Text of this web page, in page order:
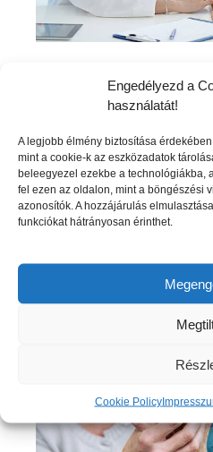
Engedélyezd a
használatát!
A legjobb élmény biztosítása
mint a cookie-k az eszközadatok
beleegyezel ezekbe a technológiákba,
fel ezen az oldalon, mint a böngészési
azonosítók. A hozzájárulás
funkciókat hátrányosan érinthet.
Cookie Policy
A nyakfájásnak
Bár a nyakfájdalom nem
aggodalomra okot,
hagyni panaszainkat. A
egyik legmozgékonyabb
oka …Bővebben